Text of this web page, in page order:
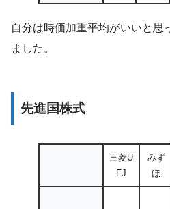
自分は時価加重平均がいいと思
ました。
先進国株式
三菱U
FJ
みず
ほ